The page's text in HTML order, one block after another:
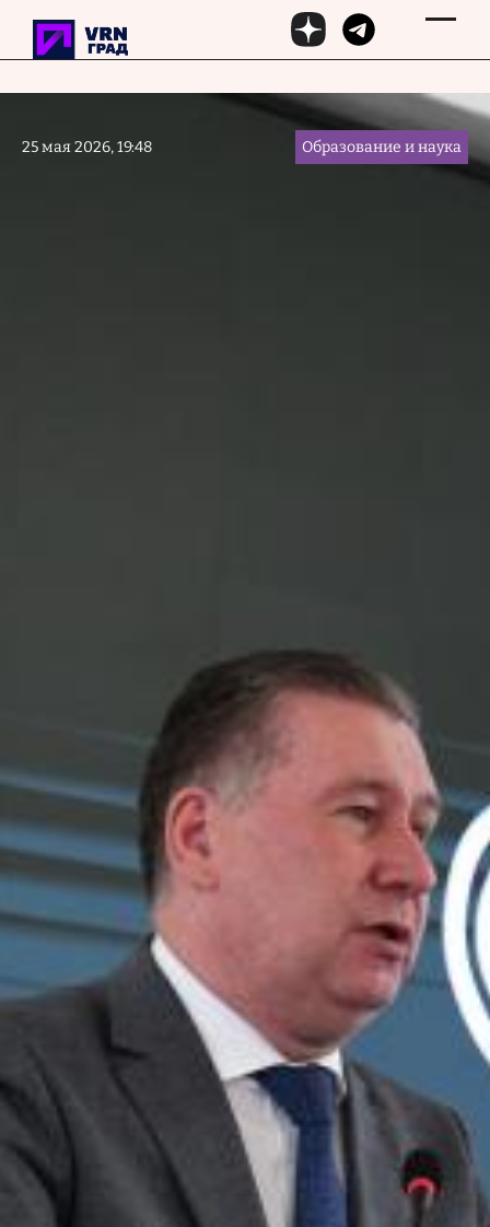
Перейти к основному содержанию
25 мая 2026, 19:48 Образование и наука